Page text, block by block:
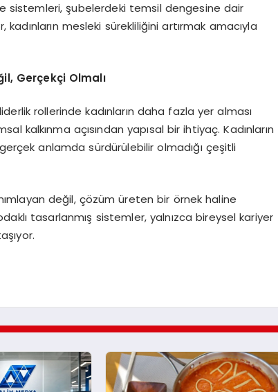
sistemleri, şubelerdeki temsil dengesine dair
mesleki sürekliliğini artırmak amacıyla
il, Gerçekçi Olmalı
rollerinde kadınların daha fazla yer alması
kalkınma açısından yapısal bir ihtiyaç. Kadınların
anlamda sürdürülebilir olmadığı çeşitli
değil, çözüm üreten bir örnek haline
tasarlanmış sistemler, yalnızca bireysel kariyer